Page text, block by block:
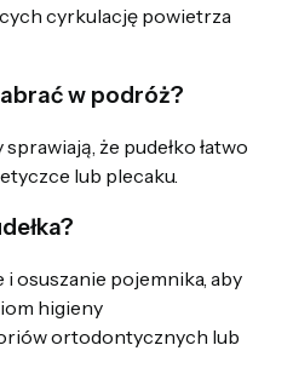
cyrkulację powietrza
w podróż?
że pudełko łatwo
lub plecaku.
osuszanie pojemnika, aby
higieny
ortodontycznych lub